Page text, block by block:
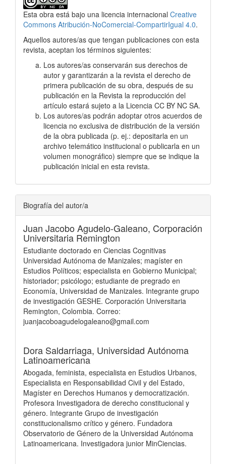
Esta obra está bajo una licencia internacional Creative
Commons Atribución-NoComercial-CompartirIgual 4.0.
Aquellos autores/as que tengan publicaciones con esta
revista, aceptan los términos siguientes:
Los autores/as conservarán sus derechos de
autor y garantizarán a la revista el derecho de
primera publicación de su obra, después de su
publicación en la Revista la reproducción del
artículo estará sujeto a la Licencia CC BY NC SA.
Los autores/as podrán adoptar otros acuerdos de
licencia no exclusiva de distribución de la versión
de la obra publicada (p. ej.: depositarla en un
archivo telemático institucional o publicarla en un
volumen monográfico) siempre que se indique la
publicación inicial en esta revista.
Biografía del autor/a
Juan Jacobo Agudelo-Galeano, Corporación
Universitaria Remington
Estudiante doctorado en Ciencias Cognitivas
Universidad Autónoma de Manizales; magíster en
Estudios Políticos; especialista en Gobierno Municipal;
historiador; psicólogo; estudiante de pregrado en
Economía, Universidad de Manizales. Integrante grupo
de investigación GESHE. Corporación Universitaria
Remington, Colombia. Correo:
juanjacoboagudelogaleano@gmail.com
Dora Saldarriaga, Universidad Autónoma
Latinoamericana
Abogada, feminista, especialista en Estudios Urbanos,
Especialista en Responsabilidad Civil y del Estado,
Magíster en Derechos Humanos y democratización.
Profesora Investigadora de derecho constitucional y
género. Integrante Grupo de investigación
constitucionalismo crítico y género. Fundadora
Observatorio de Género de la Universidad Autónoma
Latinoamericana. Investigadora junior MinCiencias.